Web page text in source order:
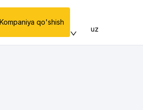
Kompaniya qo'shish
uz